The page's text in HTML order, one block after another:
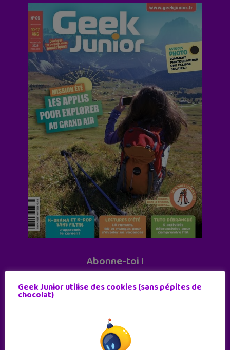
Abonne-toi !
Geek Junior utilise des cookies (sans pépites de
chocolat)